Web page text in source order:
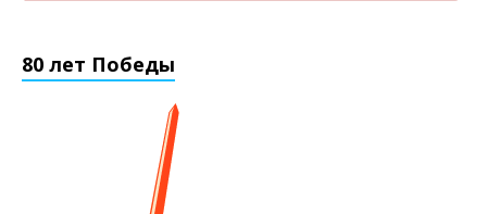
80 лет Победы